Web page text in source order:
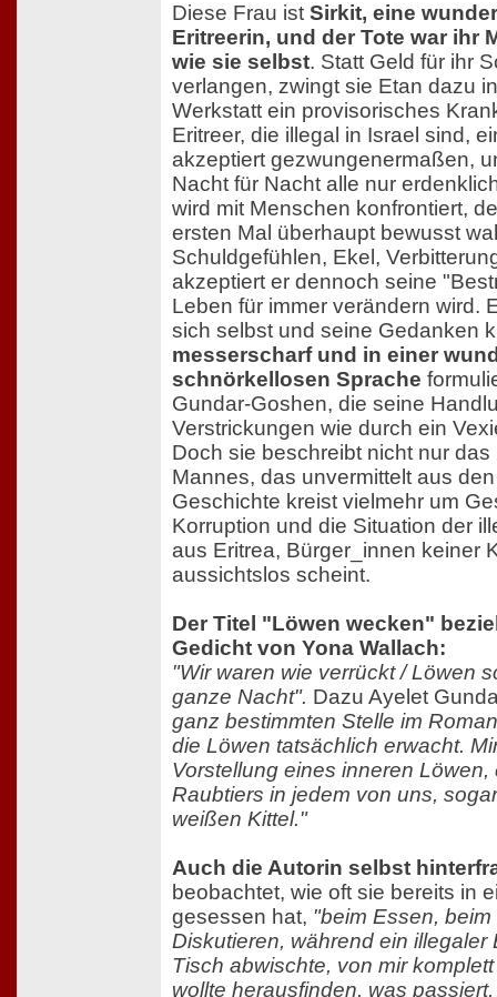
Diese Frau ist Sirkit, eine
Eritreerin, und der Tote war ihr
wie sie selbst. Statt Geld für ihr
verlangen, zwingt sie Etan dazu
Werkstatt ein provisorisches
Eritreer, die illegal in Israel sind,
akzeptiert gezwungenermaßen,
Nacht für Nacht alle nur
wird mit Menschen konfrontiert,
ersten Mal überhaupt bewusst
Schuldgefühlen, Ekel,
akzeptiert er dennoch seine
Leben für immer verändern wird.
sich selbst und seine Gedanken
messerscharf und in einer
schnörkellosen Sprache
Gundar-Goshen, die seine
Verstrickungen wie durch ein
Doch sie beschreibt nicht nur
Mannes, das unvermittelt aus
Geschichte kreist vielmehr um
Korruption und die Situation der
aus Eritrea, Bürger_innen keiner
aussichtslos scheint.
Der Titel "Löwen wecken"
Gedicht von Yona Wallach:
"Wir waren wie verrückt / Löwen
ganze Nacht". Dazu Ayelet
ganz bestimmten Stelle im
die Löwen tatsächlich erwacht.
Vorstellung eines inneren
Raubtiers in jedem von uns,
weißen Kittel."
Auch die Autorin selbst
beobachtet, wie oft sie bereits in
gesessen hat, "beim Essen,
Diskutieren, während ein illegaler
Tisch abwischte, von mir
wollte herausfinden, was